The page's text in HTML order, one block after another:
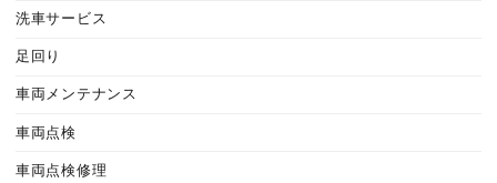
洗車サービス
足回り
車両メンテナンス
車両点検
車両点検修理